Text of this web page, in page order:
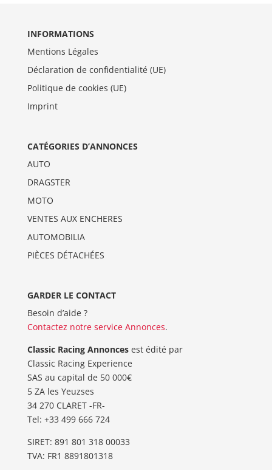
INFORMATIONS
Mentions Légales
Déclaration de confidentialité (UE)
Politique de cookies (UE)
Imprint
CATÉGORIES D’ANNONCES
AUTO
DRAGSTER
MOTO
VENTES AUX ENCHERES
AUTOMOBILIA
PIÈCES DÉTACHÉES
GARDER LE CONTACT
Besoin d’aide ?
Contactez notre service Annonces.
Classic Racing Annoncesest édité par
Classic Racing Experience
SAS au capital de 50 000€
5 ZA les Yeuzses
34 270 CLARET -FR-
Tel: ‭+33 499 666 724‬
SIRET: 891 801 318 00033
TVA: FR1 8891801318